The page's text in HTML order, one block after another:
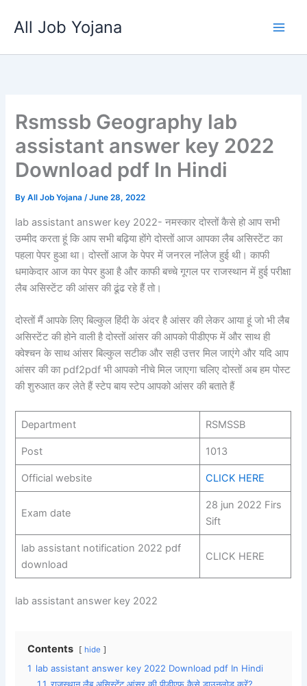
All Job Yojana
Rsmssb Geography lab
assistant answer key 2022
Download pdf In Hindi
ByAll Job Yojana/June 28, 2022
lab assistant answer key 2022- नमस्कार दोस्तों कैसे हो आप सभी
उम्मीद करता हूं कि आप सभी बढ़िया होंगे दोस्तों आज आपका लैब असिस्टेंट का
पहला पेपर हुआ था। दोस्तों आज के पेपर में जनरल नॉलेज हुई थी। काफी
धमाकेदार आज का पेपर हुआ है और काफी बच्चे गूगल पर राजस्थान में हुई परीक्षा
लैब असिस्टेंट की आंसर की ढूंढ रहे हैं तो।
दोस्तों मैं आपके लिए बिल्कुल हिंदी के अंदर है आंसर की लेकर आया हूं जो भी लैब
असिस्टेंट की होने वाली है दोस्तों आंसर की आपको पीडीएफ में और साथ ही
क्वेश्चन के साथ आंसर बिल्कुल सटीक और सही उत्तर मिल जाएंगे और यदि आप
आंसर की का pdf2pdf भी आपको नीचे मिल जाएगा चलिए दोस्तों अब हम पोस्ट
की शुरुआत कर लेते हैं स्टेप बाय स्टेप आपको आंसर की बताते हैं
Department RSMSSB
Post 1013
Official website CLICK HERE
Exam date
28 jun 2022 Firs
Sift
lab assistant notification 2022 pdf
download
CLICK HERE
lab assistant answer key 2022
Contents hide
1 lab assistant answer key 2022 Download pdf In Hindi